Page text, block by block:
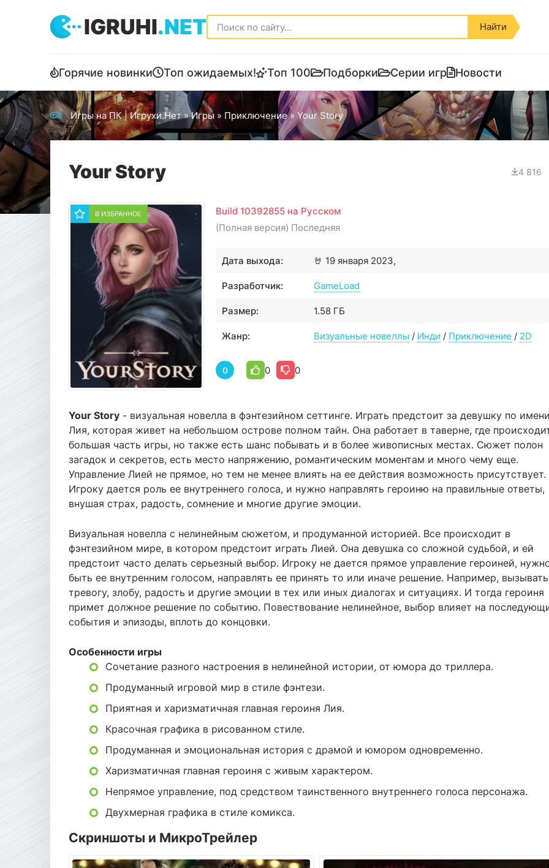
IGRUHI.NET Найти
Горячие новинки Топ ожидаемых! Топ 100 Подборки Серии игр Новости
Игры на ПК | Игрухи.Нет»Игры» Приключение» Your Story
Your Story 4 816
В ИЗБРАННОЕ
Build 10392855 на Русском
(Полная версия) Последняя
🤘
Дата выхода: 19 января 2023,
Разработчик: GameLoad
Размер: 1.58 ГБ
Жанр: Визуальные новеллы / Инди / Приключение / 2D
0 0 0
Your Story - визуальная новелла в фэнтезийном сеттинге. Играть предстоит за девушку по имени
Лия, которая живет на небольшом острове полном тайн. Она работает в таверне, где
большая часть игры, но также есть шанс побывать и в более живописных местах. Сюжет полон
загадок и секретов, есть место напряжению, романтическим моментам и много чему еще.
Управление Лией не прямое, но тем не менее влиять на ее действия возможность присутствует.
Игроку дается роль ее внутреннего голоса, и нужно направлять героиню на правильные ответы,
внушая страх, радость, сомнение и многие другие эмоции.
Визуальная новелла с нелинейным сюжетом, и продуманной историей. Все происходит в
фэнтезийном мире, в котором предстоит играть Лией. Она девушка со сложной судьбой, и ей
предстоит часто делать серьезный выбор. Игроку не дается прямое управление героиней,
быть ее внутренним голосом, направлять ее принять то или иначе решение. Например, вызывать
тревогу, злобу, радость и другие эмоции в тех или иных диалогах и ситуациях. И тогда героиня
примет должное решение по событию. Повествование нелинейное, выбор влияет на
события и эпизоды, вплоть до концовки.
Особенности игры
Сочетание разного настроения в нелинейной истории, от юмора до триллера.
Продуманный игровой мир в стиле фэнтези.
Приятная и харизматичная главная героиня Лия.
Красочная графика в рисованном стиле.
Продуманная и эмоциональная история с драмой и юмором одновременно.
Харизматичная главная героиня с живым характером.
Непрямое управление, под средством таинственного внутреннего голоса персонажа.
Двухмерная графика в стиле комикса.
Скриншоты и МикроТрейлер